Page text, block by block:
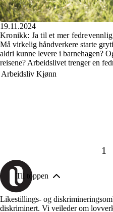
19.11.2024
Kronikk: Ja til et mer
Må virkelig håndverkere starte
aldri kunne levere i barnehagen?
reisene? Arbeidslivet trenger en
Arbeidsliv Kjønn
1
Til toppen
Likestillings- og
diskriminert. Vi veileder om